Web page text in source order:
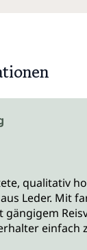
qualitativ
Leder. Mit
gängigem
einfach